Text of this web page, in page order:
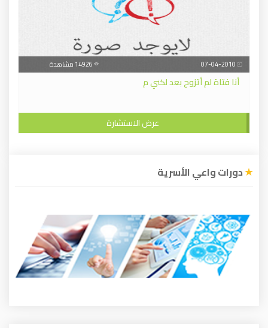
أنا فتاة لم أتزوج بعد لكني م
عرض الاستشارة
دورات واعي الأسرية